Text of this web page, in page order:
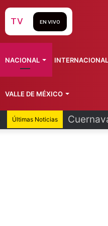
Últimas Noticias
TV EN VIVO
NACIONAL INTERNACIONAL
VALLE DE MÉXICO